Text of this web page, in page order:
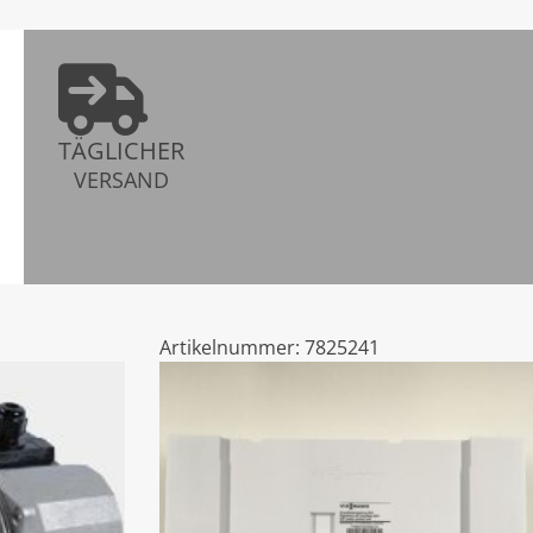
TÄGLICHER
VERSAND
Artikelnummer:7825241